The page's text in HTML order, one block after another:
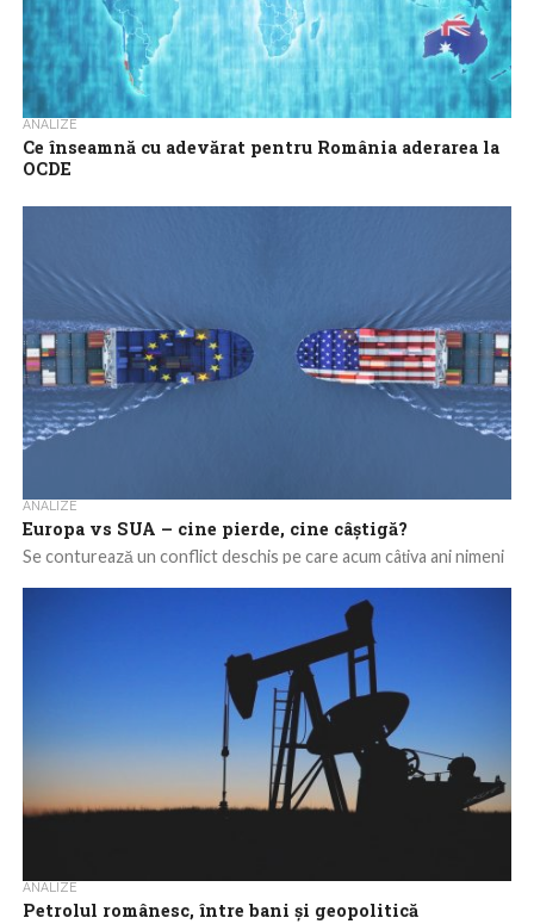
ANALIZE
Ce înseamnă cu adevărat pentru România aderarea la
OCDE
ANALIZE
Europa vs SUA – cine pierde, cine câștigă?
Se conturează un conflict deschis pe care acum câțiva ani nimeni
ANALIZE
Petrolul românesc, între bani și geopolitică